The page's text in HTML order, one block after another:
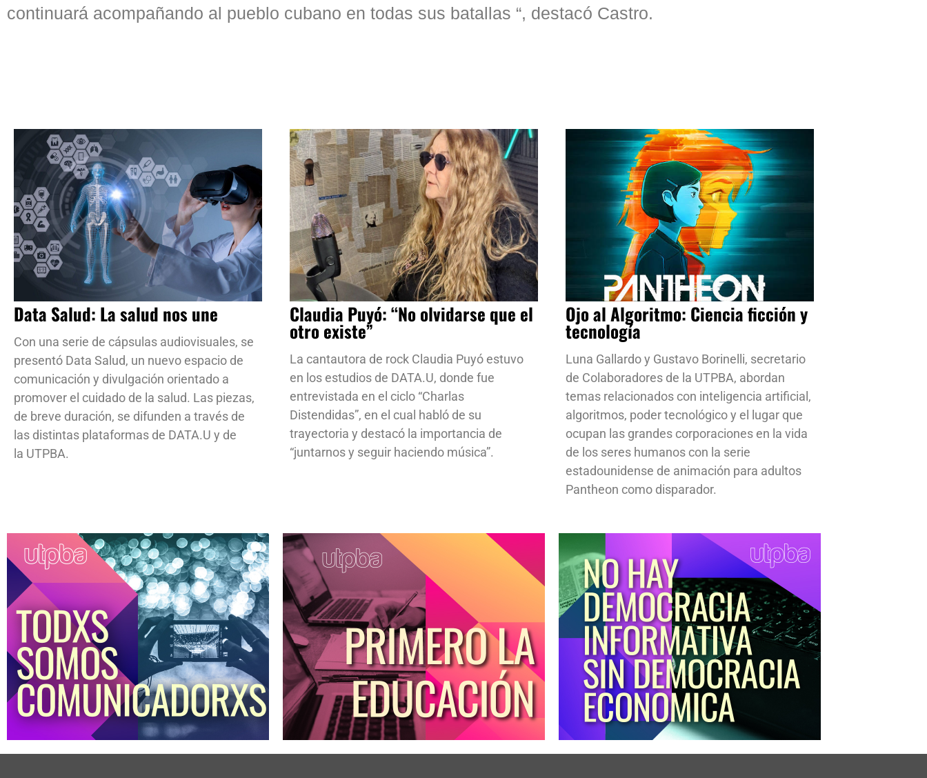
continuará acompañando al pueblo cubano en todas sus batallas “, destacó Castro.
Data Salud: La salud nos une
Con una serie de cápsulas audiovisuales, se
presentó Data Salud, un nuevo espacio de
comunicación y divulgación orientado a
promover el cuidado de la salud. Las piezas,
de breve duración, se difunden a través de
las distintas plataformas de DATA.U y de
la UTPBA.
Claudia Puyó: “No olvidarse que el
otro existe”
La cantautora de rock Claudia Puyó estuvo
en los estudios de DATA.U, donde fue
entrevistada en el ciclo “Charlas
Distendidas”, en el cual habló de su
trayectoria y destacó la importancia de
“juntarnos y seguir haciendo música”.
Ojo al Algoritmo: Ciencia ficción y
tecnología
Luna Gallardo y Gustavo Borinelli, secretario
de Colaboradores de la UTPBA, abordan
temas relacionados con inteligencia artificial,
algoritmos, poder tecnológico y el lugar que
ocupan las grandes corporaciones en la vida
de los seres humanos con la serie
estadounidense de animación para adultos
Pantheon como disparador.